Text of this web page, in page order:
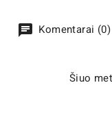
Komentarai (0)
Šiuo